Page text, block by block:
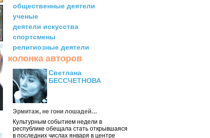
общественные деятели
ученые
деятели искусства
спортсмены
религиозные деятели
колонка авторов
Светлана
БЕССЧЕТНОВА
Эрмитаж, не гони лошадей…
Культурным событием недели в
республике обещала стать открывшаяся
в последних числах января в центре